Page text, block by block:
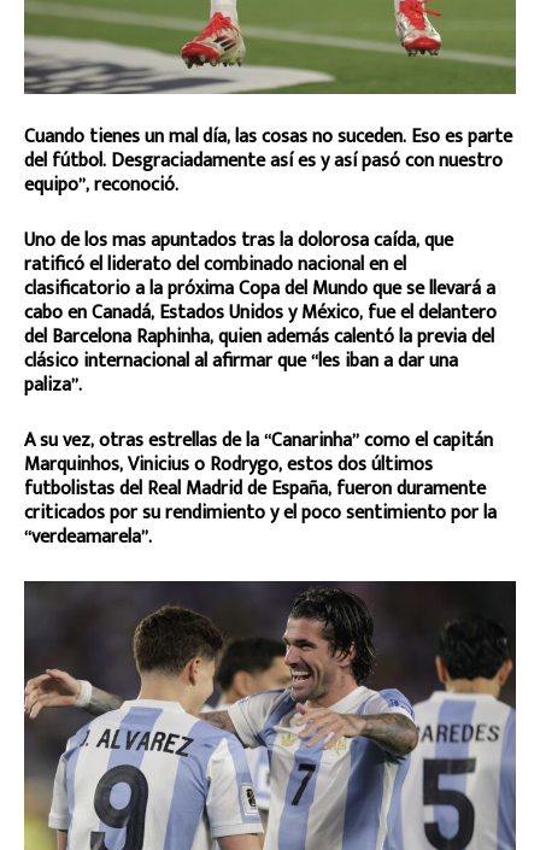
Cuando tienes un mal día, las cosas no suceden. Eso es parte
del fútbol. Desgraciadamente así es y así pasó con nuestro
equipo”, reconoció.
Uno de los mas apuntados tras la dolorosa caída, que
ratificó el liderato del combinado nacional en el
clasificatorio a la próxima Copa del Mundo que se llevará a
cabo en Canadá, Estados Unidos y México, fue el delantero
del Barcelona Raphinha, quien además calentó la previa del
clásico internacional al afirmar que “les iban a dar una
paliza”.
A su vez, otras estrellas de la “Canarinha” como el capitán
Marquinhos, Vinicius o Rodrygo, estos dos últimos
futbolistas del Real Madrid de España, fueron duramente
criticados por su rendimiento y el poco sentimiento por la
“verdeamarela”.